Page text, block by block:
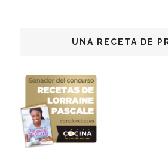
UNA RECETA DE